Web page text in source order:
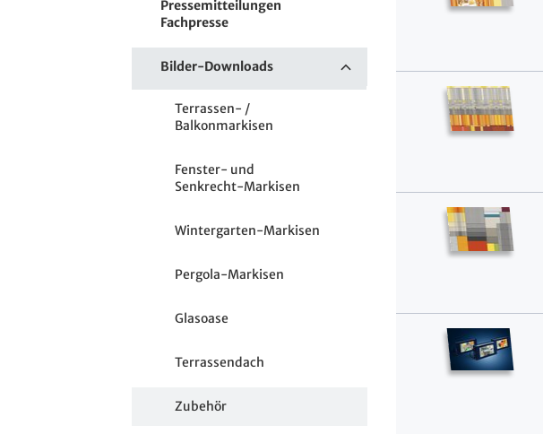
Pressemitteilungen
Fachpresse
Bilder-Downloads
Terrassen- /
Balkonmarkisen
Fenster- und
Senkrecht-Markisen
Wintergarten-Markisen
Pergola-Markisen
Glasoase
Terrassendach
Zubehör